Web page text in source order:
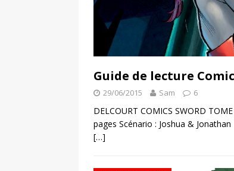
Guide de lecture
29/06/2015 Sam 6
DELCOURT COMICS SWORD
pages Scénario : Joshua &
[…]